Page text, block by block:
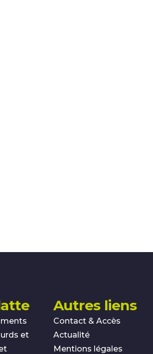
et
Autres liens
Contact & Accès
Actualité
Mentions légales